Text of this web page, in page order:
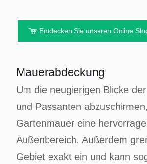
Entdecken Sie unseren Online
Mauerabdeckung
Um die neugierigen Blicke
und Passanten
Gartenmauer eine
Außenbereich. Außerdem
Gebiet exakt ein und kann